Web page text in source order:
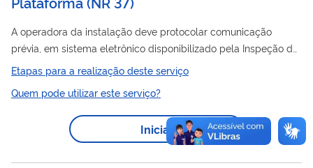
A operadora da instalação deve protocolar comunicação
prévia, em sistema eletrônico disponibilizado pela Inspeção do
Trabalho, comunicando as paradas programadas, as
segurança ou atividades relacionadas a
manutenção
a bordo, que impliquem aumento
da população daplataforma, acima da lotação aprovada
inicialmente pela Autoridade Marítima, com no mínimo 30 dias
Etapas para a realização deste serviço
Quem pode utilizar este serviço?
Iniciar